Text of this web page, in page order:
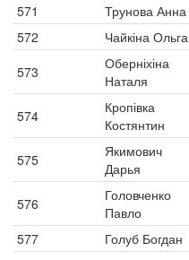
571
Трунова Анна
572
Чайкіна Ольга
573
Оберніхіна
Наталя
574
Кропівка
Костянтин
575
Якимович
Дарья
576
Головченко
Павло
577
Голуб Богдан